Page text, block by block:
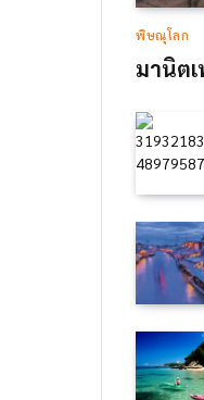
พิษณุโลก